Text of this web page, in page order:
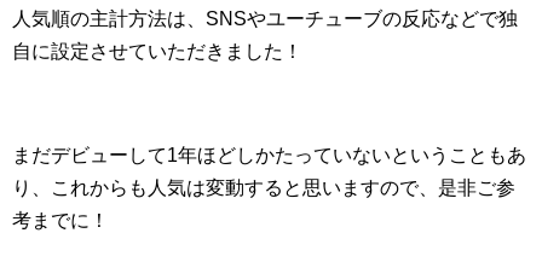
人気順の主計方法は、SNSやユーチューブの反応などで独
自に設定させていただきました！
まだデビューして1年ほどしかたっていないということもあ
り、これからも人気は変動すると思いますので、是非ご参
考までに！